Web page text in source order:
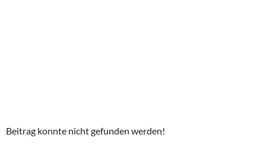
Beitrag konnte nicht gefunden werden!